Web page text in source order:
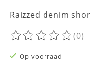
Raizzed denim
De beoordeling(0)
Op voorraad